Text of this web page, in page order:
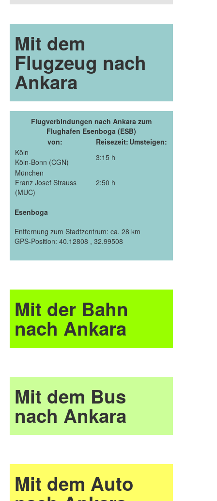
Mit dem
Flugzeug nach
Ankara
Flugverbindungen nach Ankara zum
Flughafen Esenboga (ESB)
von:
Reisezeit: Umsteigen:
Köln
Köln-Bonn (CGN)
3:15 h
München
Franz Josef Strauss
(MUC)
2:50 h
Esenboga
Entfernung zum Stadtzentrum: ca. 28 km
GPS-Position: 40.12808 , 32.99508
Mit der Bahn
nach Ankara
Mit dem Bus
nach Ankara
Mit dem Auto